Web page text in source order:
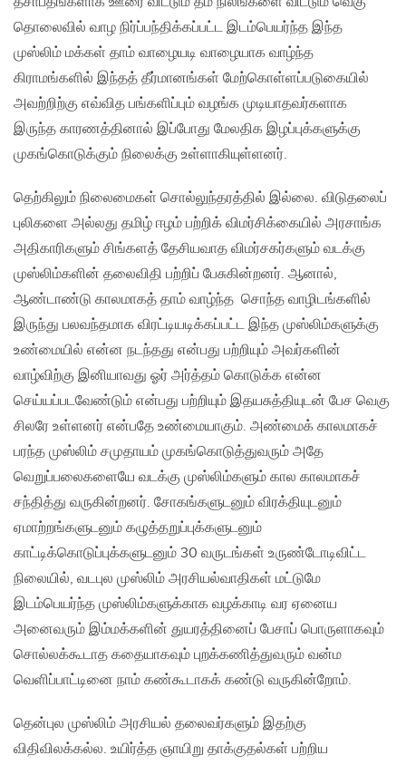
தொலைவில் வாழ நிர்ப்பந்திக்கப்பட்ட இடம்பெயர்ந்த இந்த
முஸ்லிம் மக்கள் தாம் வாழையடி வாழையாக வாழ்ந்த
கிராமங்களில் இந்தத் தீர்மானங்கள் மேற்கொள்ளப்படுகையில்
அவற்றிற்கு எவ்வித பங்களிப்பும் வழங்க முடியாதவர்களாக
இருந்த காரணத்தினால் இப்போது மேலதிக இழப்புக்களுக்கு
முகங்கொடுக்கும் நிலைக்கு உள்ளாகியுள்ளனர்.
தெற்கிலும் நிலைமைகள் சொல்லுந்தரத்தில் இல்லை. விடுதலைப்
புலிகளை அல்லது தமிழ் ஈழம் பற்றிக் விமர்சிக்கையில் அரசாங்க
அதிகாரிகளும் சிங்களத் தேசியவாத விமர்சகர்களும் வடக்கு
முஸ்லிம்களின் தலைவிதி பற்றிப் பேசுகின்றனர். ஆனால்,
ஆண்டாண்டு காலமாகத் தாம் வாழ்ந்த சொந்த வாழிடங்களில்
இருந்து பலவந்தமாக விரட்டியடிக்கப்பட்ட இந்த முஸ்லிம்களுக்கு
உண்மையில் என்ன நடந்தது என்பது பற்றியும் அவர்களின்
வாழ்விற்கு இனியாவது ஓர் அர்த்தம் கொடுக்க என்ன
செய்யப்படவேண்டும் என்பது பற்றியும் இதயசுத்தியுடன் பேச வெகு
சிலரே உள்ளனர் என்பதே உண்மையாகும். அண்மைக் காலமாகச்
பரந்த முஸ்லிம் சமுதாயம் முகங்கொடுத்துவரும் அதே
வெறுப்பலைகளையே வடக்கு முஸ்லிம்களும் கால காலமாகச்
சந்தித்து வருகின்றனர். சோகங்களுடனும் விரக்தியுடனும்
ஏமாற்றங்களுடனும் கழுத்தறுப்புக்களுடனும்
காட்டிக்கொடுப்புக்களுடனும் 30 வருடங்கள் உருண்டோடிவிட்ட
நிலையில், வடபுல முஸ்லிம் அரசியல்வாதிகள் மட்டுமே
இடம்பெயர்ந்த முஸ்லிம்களுக்காக வழக்காடி வர ஏனைய
அனைவரும் இம்மக்களின் துயரத்தினைப் பேசாப் பொருளாகவும்
சொல்லக்கூடாத கதையாகவும் புறக்கணித்துவரும் வன்ம
வெளிப்பாட்டினை நாம் கண்கூடாகக் கண்டு வருகின்றோம்.
தென்புல முஸ்லிம் அரசியல் தலைவர்களும் இதற்கு
விதிவிலக்கல்ல. உயிர்த்த ஞாயிறு தாக்குதல்கள் பற்றிய